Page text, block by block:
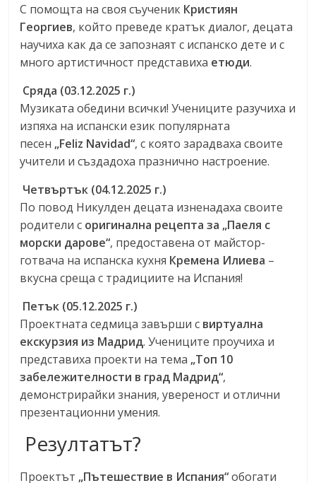
С помощта на своя съученик Кристиян
Георгиев, който преведе кратък диалог, децата
научиха как да се запознаят с испанско дете и с
много артистичност представиха етюди.
Сряда (03.12.2025 г.)
Музиката обедини всички! Учениците разучиха и
изпяха на испански език популярната
песен „Feliz Navidad“, с която зарадваха своите
учители и създадоха празнично настроение.
Четвъртък (04.12.2025 г.)
По повод Никулден децата изненадаха своите
родители с оригинална рецепта за „Паеля с
морски дарове“, предоставена от майстор-
готвача на испанска кухня Кремена Илиева –
вкусна среща с традициите на Испания!
Петък (05.12.2025 г.)
Проектната седмица завърши с виртуална
екскурзия из Мадрид. Учениците проучиха и
представиха проекти на тема „Топ 10
забележителности в град Мадрид“,
демонстрирайки знания, увереност и отлични
презентационни умения.
Резултатът?
Проектът „Пътешествие в Испания“обогати